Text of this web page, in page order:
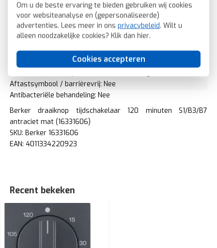
Om u de beste ervaring te bieden gebruiken wij cookies
voor websiteanalyse en (gepersonaliseerde)
advertenties. Lees meer in ons privacybeleid. Wilt u
alleen noodzakelijke cookies? Klik dan hier.
Cookies accepteren
Controlevenster/verlicht: Nee
RAL-nummer (vergelijkbaar): 7021
Met indicatieveld: Nee
Met verwisselbare lens/symbool: Nee
Uitvoering oppervlakte: Mat
Geschikt voor beschermingsgraad (IP): IP20
Aftastsymbool / barrièrevrij: Nee
Antibacteriële behandeling: Nee
Berker draaiknop tijdschakelaar 120 minuten S1/B3/B7
antraciet mat (16331606)
SKU: Berker 16331606
EAN: 4011334220923
Recent bekeken